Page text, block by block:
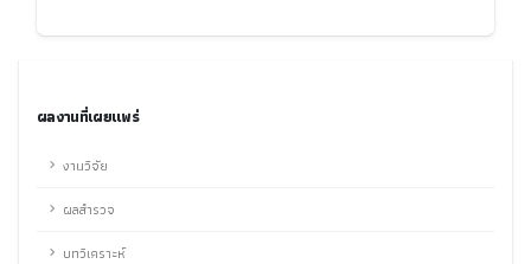
ผลงานที่เผยแพร่
งานวิจัย
ผลสำรวจ
บทวิเคราะห์